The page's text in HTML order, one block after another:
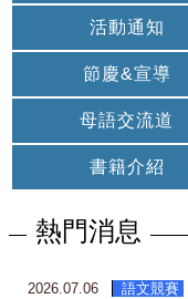
活動通知
節慶&宣導
母語交流道
書籍介紹
熱門消息
2026.07.06 語文競賽